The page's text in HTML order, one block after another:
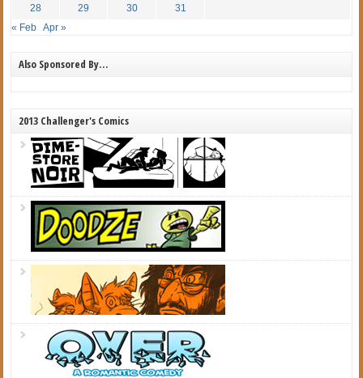
28 29 30
31
« Feb
Apr »
Also Sponsored By…
2013 Challenger's Comics